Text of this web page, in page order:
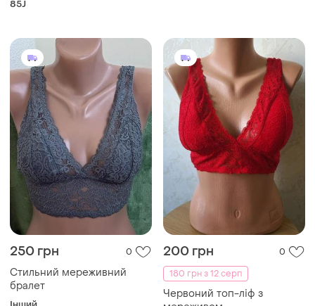
85J
250 грн 0
Стильний мереживний
бралет
200 грн
0
180 грн з 12 серп
Червоний топ-ліф з